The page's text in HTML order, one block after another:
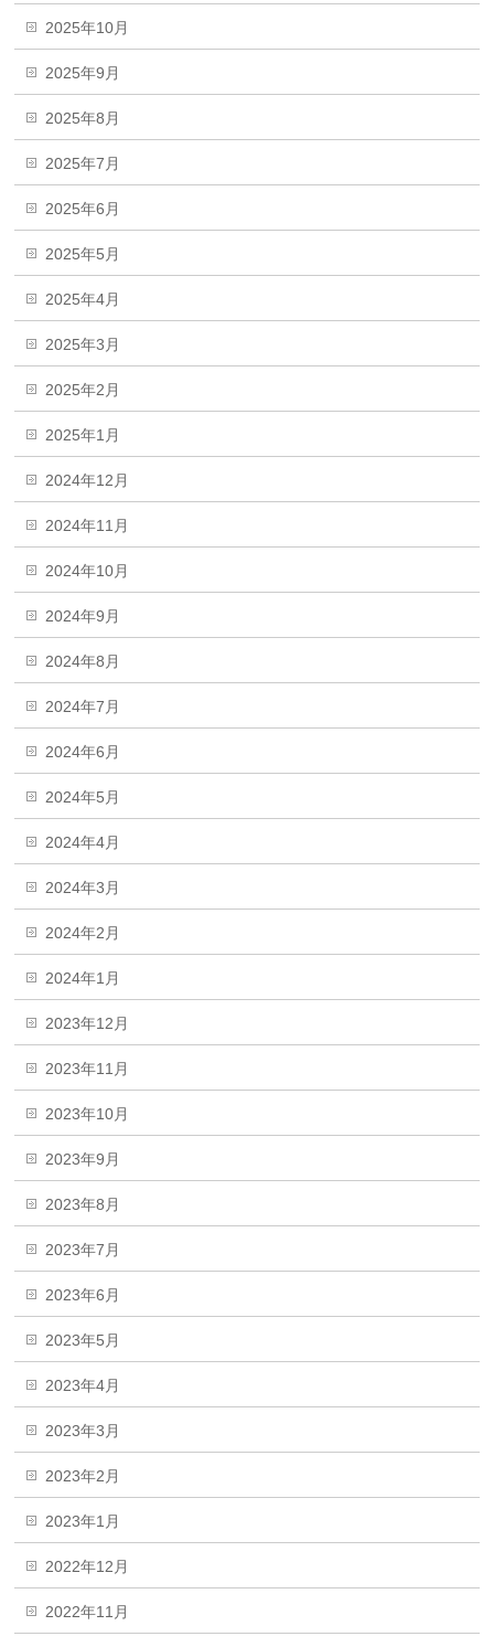
2025年10月
2025年9月
2025年8月
2025年7月
2025年6月
2025年5月
2025年4月
2025年3月
2025年2月
2025年1月
2024年12月
2024年11月
2024年10月
2024年9月
2024年8月
2024年7月
2024年6月
2024年5月
2024年4月
2024年3月
2024年2月
2024年1月
2023年12月
2023年11月
2023年10月
2023年9月
2023年8月
2023年7月
2023年6月
2023年5月
2023年4月
2023年3月
2023年2月
2023年1月
2022年12月
2022年11月